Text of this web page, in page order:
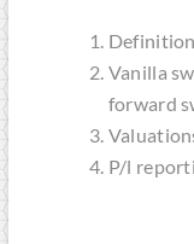
Vanilla
forward
P/l